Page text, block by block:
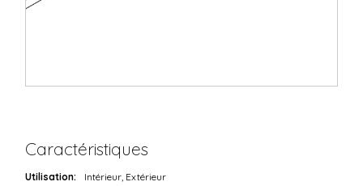
Caractéristiques
Utilisation:
Intérieur, Extérieur